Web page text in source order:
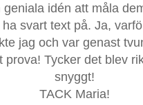
geniala idén att måla
ha svart text på. Ja,
jag och var genast
prova! Tycker det blev
snyggt!
TACK Maria!